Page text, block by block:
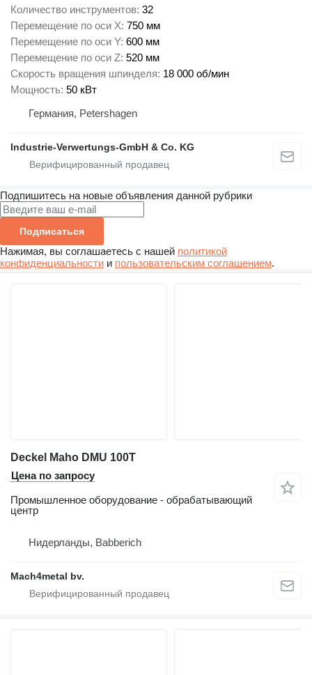
Количество инструментов 32
Перемещение по оси X 750 мм
Перемещение по оси Y 600 мм
Перемещение по оси Z 520 мм
Скорость вращения шпинделя 18 000 об/мин
Мощность 50 кВт
Германия, Petershagen
Industrie-Verwertungs-GmbH & Co. KG
Подпишитесь на новые объявления данной рубрики
Подписаться
Нажимая, вы соглашаетесь с нашей политикой
конфиденциальности и пользовательским соглашением.
Deckel Maho DMU 100T
Цена по запросу
Промышленное оборудование - обрабатывающий
центр
Нидерланды, Babberich
Mach4metal bv.